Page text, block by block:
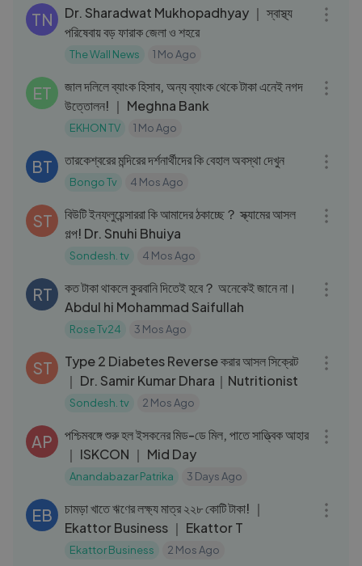
TN
Dr. Sharadwat Mukhopadhyay ｜ স্বাস্থ্য
পরিষেবায় বড় ফারাক জেলা ও শহরে
The Wall News 1 Mo Ago
ET
জাল দলিলে ব্যাংক হিসাব, অন্য ব্যাংক থেকে টাকা এনেই নগদ
উত্তোলন! ｜ Meghna Bank
EKHON TV 1 Mo Ago
BT তারকেশ্বরের মন্দিরের দর্শনার্থীদের কি বেহাল অবস্থা দেখুন
Bongo Tv 4 Mos Ago
ST
বিউটি ইনফ্লুয়েন্সাররা কি আমাদের ঠকাচ্ছে？ স্ক্যামের আসল
গল্প! Dr. Snuhi Bhuiya
Sondesh. tv 4 Mos Ago
RT
কত টাকা থাকলে কুরবানি দিতেই হবে？ অনেকেই জানে না।
Abdul hi Mohammad Saifullah
Rose Tv24 3 Mos Ago
ST
Type 2 Diabetes Reverse করার আসল সিক্রেট
｜ Dr. Samir Kumar Dhara｜Nutritionist
Sondesh. tv 2 Mos Ago
AP
পশ্চিমবঙ্গে শুরু হল ইসকনের মিড-ডে মিল, পাতে সাত্ত্বিক আহার
｜ ISKCON ｜ Mid Day
Anandabazar Patrika 3 Days Ago
EB
চামড়া খাতে ঋণের লক্ষ্য মাত্র ২২৮ কোটি টাকা! ｜
Ekattor Business ｜ Ekattor T
Ekattor Business 2 Mos Ago